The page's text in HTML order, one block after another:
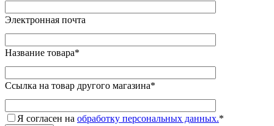
Электронная почта
Название товара*
Ссылка на товар другого магазина*
Я согласен на обработку персональных данных.*